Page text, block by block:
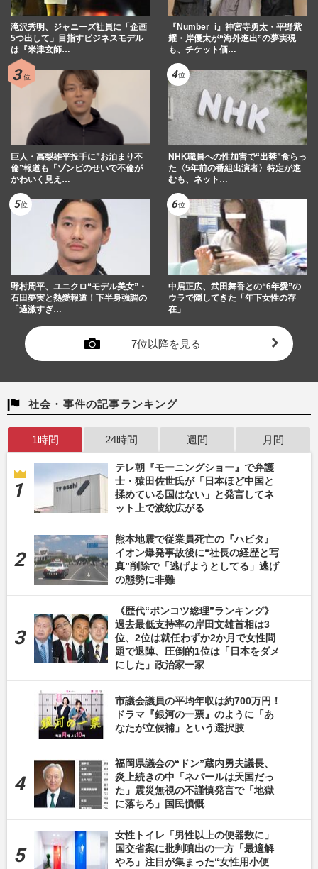
滝沢秀明、ジャニーズ社員に「企画
5つ出して」目指すビジネスモデル
は『米津玄師…
『Number_i』神宮寺勇太・平野紫
耀・岸優太が“海外進出”の夢実現
も、チケット価…
巨人・高梨雄平投手に”お泊まり不
倫”報道も「ゾンビのせいで不倫が
かわいく見え…
NHK職員への性加害で“出禁”食らっ
た〈5年前の番組出演者〉特定が進
むも、ネット…
野村周平、ユニクロ“モデル美女”・
石田夢実と熱愛報道！下半身強調の
「過激すぎ…
中居正広、武田舞香との“6年愛”の
ウラで隠してきた「年下女性の存
在」
7位以降を見る
社会・事件の記事ランキング
1時間 24時間 週間 月間
テレ朝『モーニングショー』で弁護
士・猿田佐世氏が「日本ほど中国と
揉めている国はない」と発言してネ
ット上で波紋広がる
熊本地震で従業員死亡の『ハビタ』
イオン爆発事故後に“社長の経歴と写
真”削除で「逃げようとしてる」逃げ
の態勢に非難
《歴代“ポンコツ総理”ランキング》
過去最低支持率の岸田文雄首相は3
位、2位は就任わずか2か月で女性問
題で退陣、圧倒的1位は「日本をダメ
にした」政治家一家
市議会議員の平均年収は約700万円！
ドラマ『銀河の一票』のように「あ
なたが立候補」という選択肢
福岡県議会の“ドン”蔵内勇夫議長、
炎上続きの中「ネパールは天国だっ
た」震災無視の不謹慎発言で「地獄
に落ちろ」国民憤慨
女性トイレ「男性以上の便器数に」
国交省案に批判噴出の一方「最適解
やろ」注目が集まった“女性用小便